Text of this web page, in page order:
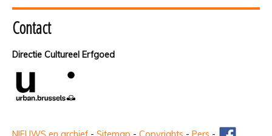
Contact
Directie Cultureel Erfgoed